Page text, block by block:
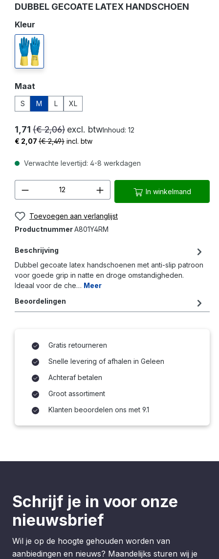
DUBBEL GECOATE LATEX HANDSCHOEN
Selecteer
Kleur
geel/blauw
Selecteer
Maat
S M L XL
1,71 (€ 2,06) excl. btwInhoud: 12
€ 2,07 (€ 2,49) incl. btw
Verwachte levertijd: 4-8 werkdagen
Producthoeveelheid: Voer de
In winkelmand
Toevoegen aan verlanglijst
ProductnummerA801Y4RM
Beschrijving
Dubbel gecoate latex handschoenen met anti-slip patroon
voor goede grip in natte en droge omstandigheden.
Ideaal voor de che… Meer
Beoordelingen
Gratis retourneren
Snelle levering of afhalen in Geleen
Achteraf betalen
Groot assortiment
Klanten beoordelen ons met 9.1
Schrijf je in voor onze
nieuwsbrief
Wil je op de hoogte gehouden worden van
aanbiedingen en nieuws? Maandelijks sturen wij je